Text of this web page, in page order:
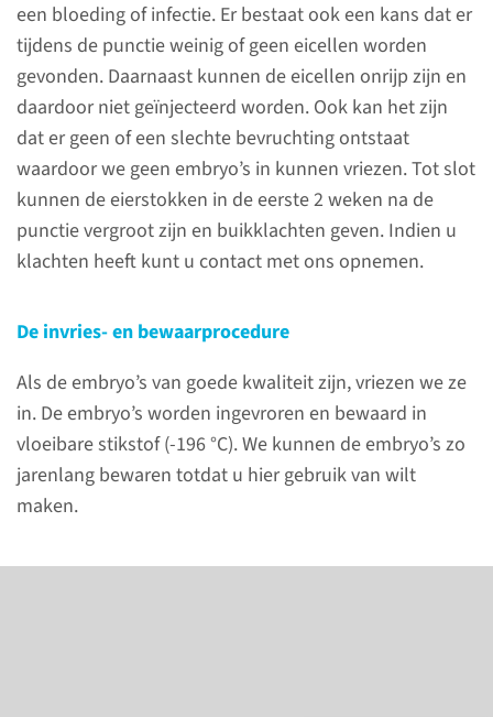
een bloeding of infectie. Er bestaat ook een kans dat er
tijdens de punctie weinig of geen eicellen worden
gevonden. Daarnaast kunnen de eicellen onrijp zijn en
daardoor niet geïnjecteerd worden. Ook kan het zijn
dat er geen of een slechte bevruchting ontstaat
waardoor we geen embryo’s in kunnen vriezen. Tot slot
kunnen de eierstokken in de eerste 2 weken na de
punctie vergroot zijn en buikklachten geven. Indien u
klachten heeft kunt u contact met ons opnemen.
De invries- en bewaarprocedure
Als de embryo’s van goede kwaliteit zijn, vriezen we ze
in. De embryo’s worden ingevroren en bewaard in
vloeibare stikstof (-196 °C). We kunnen de embryo’s zo
jarenlang bewaren totdat u hier gebruik van wilt
maken.
Na de behandeling kunt u
verder met uw oncologische
behandeling. Wanneer er in de
toekomst sprake is van een
actieve kinderwens en uw
oncologische behandeling is
afgerond, kunt u een afspraak
maken op de polikliniek
Voortplantingsgeneeskunde.
lees meer